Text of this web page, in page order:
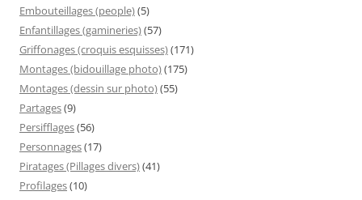
Embouteillages (people)(5)
Enfantillages (gamineries)(57)
Griffonages (croquis esquisses)(171)
Montages (bidouillage photo)(175)
Montages (dessin sur photo)(55)
Partages(9)
Persifflages(56)
Personnages(17)
Piratages (Pillages divers)(41)
Profilages(10)